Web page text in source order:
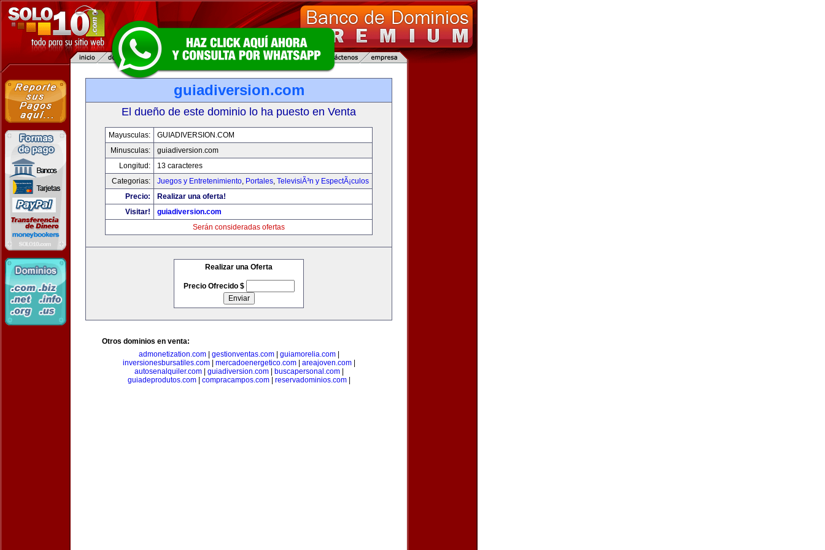
guiadiversion.com
El dueño de este dominio lo ha puesto en Venta
Mayusculas:
GUIADIVERSION.COM
Minusculas:
guiadiversion.com
Longitud:
13 caracteres
Categorias:
Juegos y Entretenimiento, Portales, TelevisiÃ³n y EspectÃ¡culos
Precio:
Realizar una oferta!
Visitar!
guiadiversion.com
Serán consideradas ofertas
Realizar una Oferta
Precio Ofrecido $
Otros dominios en venta:
admonetization.com| gestionventas.com| guiamorelia.com|
inversionesbursatiles.com| mercadoenergetico.com| areajoven.com|
autosenalquiler.com| guiadiversion.com| buscapersonal.com|
guiadeprodutos.com| compracampos.com| reservadominios.com|